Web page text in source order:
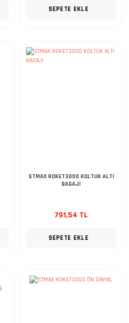
SEPETE EKLE
STMAX ROKET3000 KOLTUK ALTI
BAGAJI
791,54 TL
SEPETE EKLE